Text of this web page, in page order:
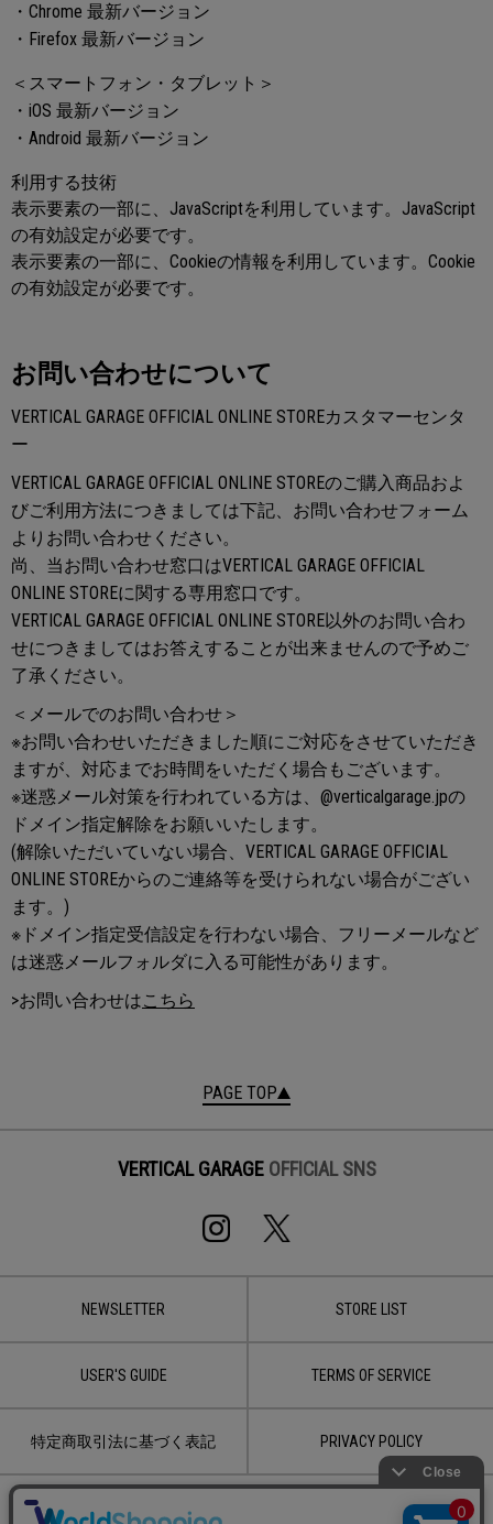
・Chrome 最新バージョン
・Firefox 最新バージョン
＜スマートフォン・タブレット＞
・iOS 最新バージョン
・Android 最新バージョン
利用する技術
表示要素の一部に、JavaScriptを利用しています。JavaScript
の有効設定が必要です。
表示要素の一部に、Cookieの情報を利用しています。Cookie
の有効設定が必要です。
お問い合わせについて
VERTICAL GARAGE OFFICIAL ONLINE STOREカスタマーセンタ
ー
VERTICAL GARAGE OFFICIAL ONLINE STOREのご購入商品およ
びご利用方法につきましては下記、お問い合わせフォーム
よりお問い合わせください。
尚、当お問い合わせ窓口はVERTICAL GARAGE OFFICIAL
ONLINE STOREに関する専用窓口です。
VERTICAL GARAGE OFFICIAL ONLINE STORE以外のお問い合わ
せにつきましてはお答えすることが出来ませんので予めご
了承ください。
＜メールでのお問い合わせ＞
※お問い合わせいただきました順にご対応をさせていただき
ますが、対応までお時間をいただく場合もございます。
※迷惑メール対策を行われている方は、@verticalgarage.jpの
ドメイン指定解除をお願いいたします。
(解除いただいていない場合、VERTICAL GARAGE OFFICIAL
ONLINE STOREからのご連絡等を受けられない場合がござい
ます。)
※ドメイン指定受信設定を行わない場合、フリーメールなど
は迷惑メールフォルダに入る可能性があります。
>お問い合わせはこちら
PAGE TOP
VERTICAL GARAGE OFFICIAL SNS
NEWSLETTER STORE LIST
USER'S GUIDE TERMS OF SERVICE
特定商取引法に基づく表記 PRIVACY POLICY